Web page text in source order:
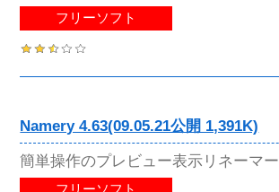
フリーソフト
Namery 4.63(09.05.21公開 1,391K)
簡単操作のプレビュー表示リネーマー
フリーソフト